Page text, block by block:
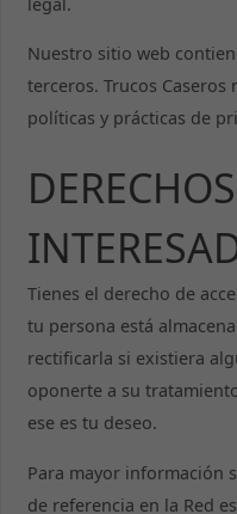
Nuestro sitio web
terceros. Trucos Caseros
políticas y prácticas de
Tienes el derecho de
tu persona está
rectificarla si existiera
oponerte a su
ese es tu deseo.
Para mayor información
de referencia en la Red